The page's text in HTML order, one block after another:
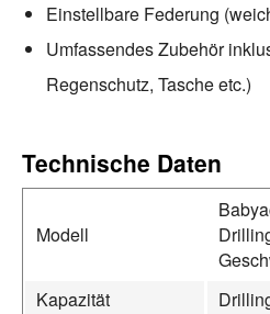
Einstellbare Federung
Umfassendes Zubehör
Regenschutz, Tasche etc.)
Technische Daten
Modell
Kapazität